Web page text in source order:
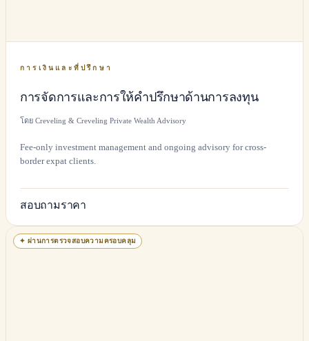
การเงินและที่ปรึกษา
การจัดการและการให้คำปรึกษาด้านการลงทุน
โดย Creveling & Creveling Private Wealth Advisory
Fee-only investment management and ongoing advisory for cross-
border expat clients.
สอบถามราคา
✦ ผ่านการตรวจสอบความครอบคลุม